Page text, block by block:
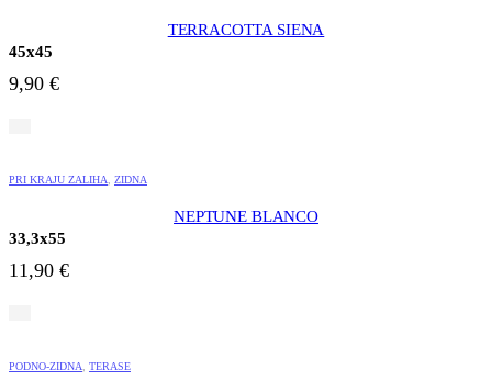
TERRACOTTA SIENA
45x45
9,90 €
PRI KRAJU ZALIHA ZIDNA
NEPTUNE BLANCO
33,3x55
11,90 €
PODNO-ZIDNA TERASE